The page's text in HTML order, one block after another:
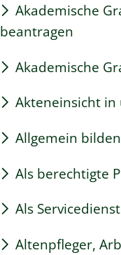
Akademische
beantragen
Akademische
Akteneinsicht
Allgemein
Als berechtigte
Als
Altenpfleger,